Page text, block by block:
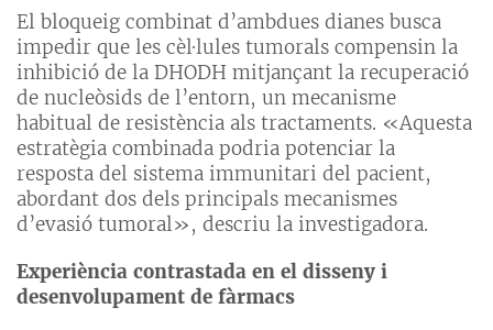
El bloqueig combinat d’ambdues dianes busca
impedir que les cèl·lules tumorals compensin la
inhibició de la DHODH mitjançant la recuperació
de nucleòsids de l’entorn, un mecanisme
habitual de resistència als tractaments. «Aquesta
estratègia combinada podria potenciar la
resposta del sistema immunitari del pacient,
abordant dos dels principals mecanismes
d’evasió tumoral», descriu la investigadora.
Experiència contrastada en el disseny i
desenvolupament de fàrmacs